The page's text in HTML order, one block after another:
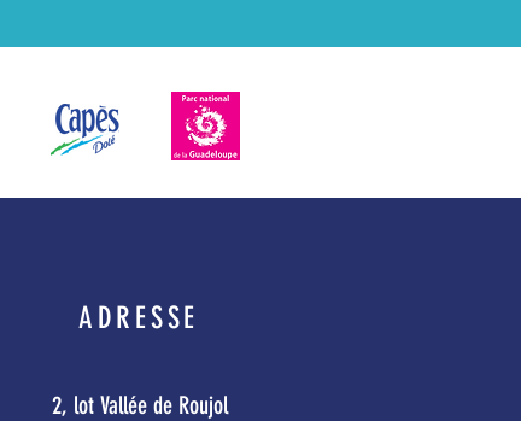
ADRESSE
2, lot Vallée de Roujol